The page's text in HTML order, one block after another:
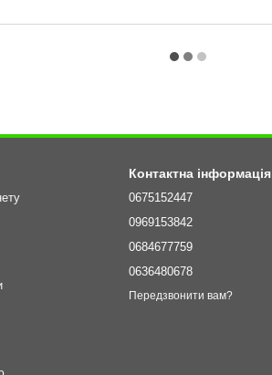
Контактна інформація
0675152447
0969153842
0684677759
0636480678
Передзвонити вам?